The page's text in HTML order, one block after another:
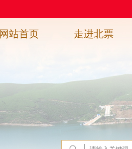
网站首页 走进北票